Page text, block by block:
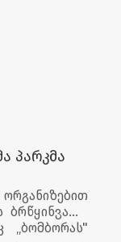
პარკმა
„ბომბორას"